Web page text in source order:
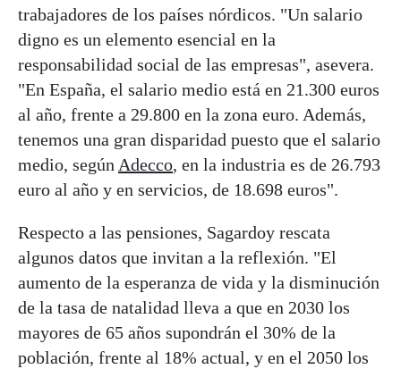
trabajadores de los países nórdicos. "Un salario
digno es un elemento esencial en la
responsabilidad social de las empresas", asevera.
"En España, el salario medio está en 21.300 euros
al año, frente a 29.800 en la zona euro. Además,
tenemos una gran disparidad puesto que el salario
medio, según Adecco, en la industria es de 26.793
euro al año y en servicios, de 18.698 euros".
Respecto a las pensiones, Sagardoy rescata
algunos datos que invitan a la reflexión. "El
aumento de la esperanza de vida y la disminución
de la tasa de natalidad lleva a que en 2030 los
mayores de 65 años supondrán el 30% de la
población, frente al 18% actual, y en el 2050 los